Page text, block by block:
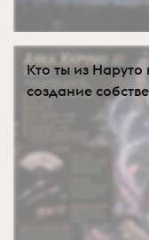
Кто ты из
создание